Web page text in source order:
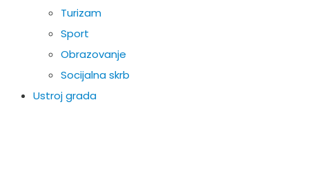
Turizam
Sport
Obrazovanje
Socijalna skrb
Ustroj grada